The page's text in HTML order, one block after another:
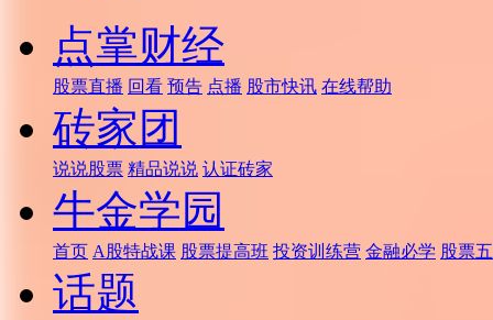
点掌财经
股票直播 回看 预告 点播 股市快讯 在线帮助
砖家团
说说股票 精品说说 认证砖家
牛金学园
首页 A股特战课 股票提高班 投资训练营 金融必学 股票
话题